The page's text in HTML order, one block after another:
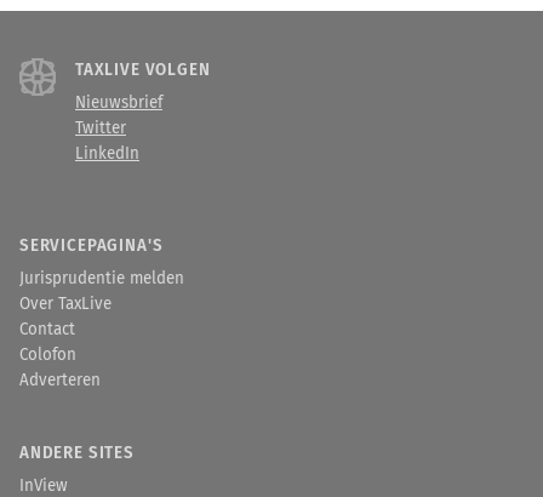
TAXLIVE VOLGEN
Nieuwsbrief
Twitter
LinkedIn
SERVICEPAGINA'S
Jurisprudentie melden
Over TaxLive
Contact
Colofon
Adverteren
ANDERE SITES
InView